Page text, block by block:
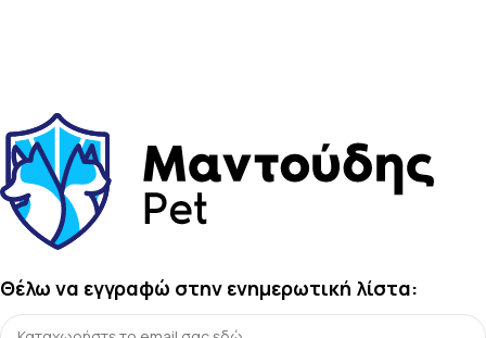
Θέλω να εγγραφώ στην ενημερωτική λίστα: